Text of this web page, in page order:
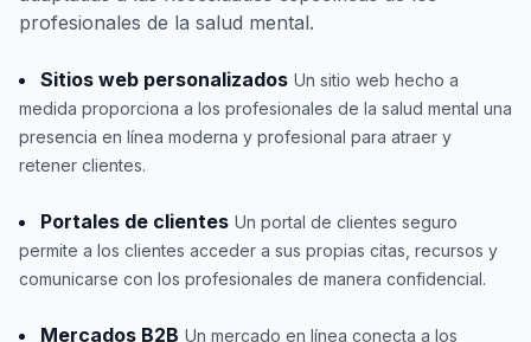
profesionales de la salud mental.
Sitios web personalizados Un sitio web hecho a
medida proporciona a los profesionales de la salud mental una
presencia en línea moderna y profesional para atraer y
retener clientes.
Portales de clientes Un portal de clientes seguro
permite a los clientes acceder a sus propias citas, recursos y
comunicarse con los profesionales de manera confidencial.
Mercados B2B Un mercado en línea conecta a los